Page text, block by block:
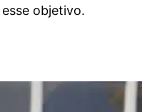
objetivo.